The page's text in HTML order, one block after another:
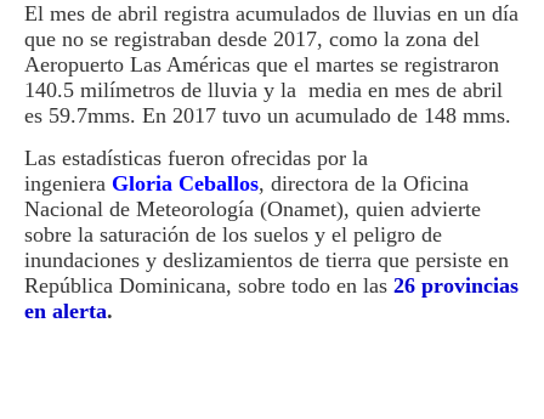
El mes de abril registra acumulados de lluvias en un día
que no se registraban desde 2017, como la zona del
Aeropuerto Las Américas que el martes se registraron
140.5 milímetros de lluvia y la media en mes de abril
es 59.7mms. En 2017 tuvo un acumulado de 148 mms.
Las estadísticas fueron ofrecidas por la
ingeniera Gloria Ceballos, directora de la Oficina
Nacional de Meteorología (Onamet), quien advierte
sobre la saturación de los suelos y el peligro de
inundaciones y deslizamientos de tierra que persiste en
República Dominicana, sobre todo en las 26 provincias
en alerta.